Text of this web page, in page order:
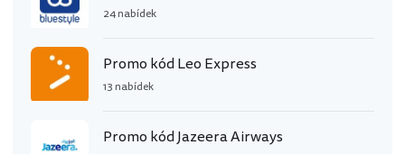
24 nabídek
Promo kód Leo Express
13 nabídek
Promo kód Jazeera Airways